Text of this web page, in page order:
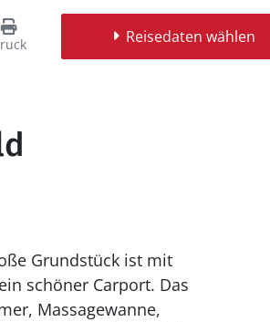
Reisedaten wählen
Grundstück ist mit
schöner Carport. Das
Massagewanne,